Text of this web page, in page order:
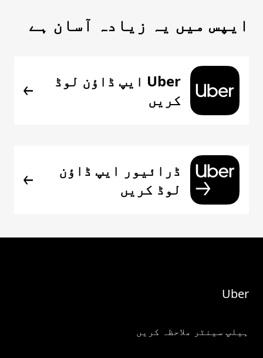
ایپس میں یہ زیادہ آسان ہے
Uber ایپ ڈاؤن لوڈ
کریں
ڈرائیور ایپ ڈاؤن
لوڈ کریں
Uber
ہیلپ سینٹر ملاحظہ کریں